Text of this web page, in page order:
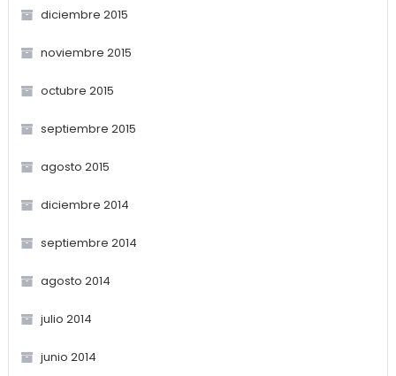
diciembre 2015
noviembre 2015
octubre 2015
septiembre 2015
agosto 2015
diciembre 2014
septiembre 2014
agosto 2014
julio 2014
junio 2014